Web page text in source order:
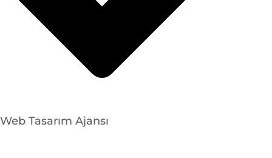
Web Tasarım Ajansı